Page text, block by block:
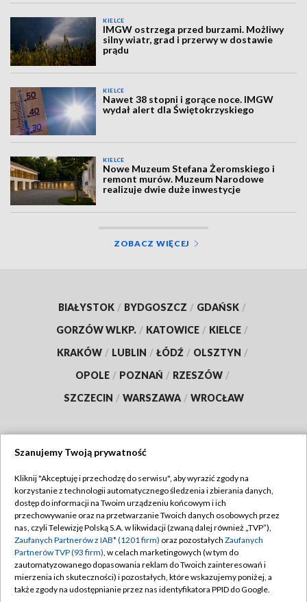
KIELCE
IMGW ostrzega przed burzami. Możliwy
silny wiatr, grad i przerwy w dostawie
prądu
KIELCE
Nawet 38 stopni i gorące noce. IMGW
wydał alert dla Świętokrzyskiego
KIELCE
Nowe Muzeum Stefana Żeromskiego i
remont murów. Muzeum Narodowe
realizuje dwie duże inwestycje
ZOBACZ WIĘCEJ
BIAŁYSTOK / BYDGOSZCZ / GDAŃSK /
GORZÓW WLKP. / KATOWICE / KIELCE /
KRAKÓW / LUBLIN / ŁÓDŹ / OLSZTYN /
OPOLE / POZNAŃ / RZESZÓW /
SZCZECIN / WARSZAWA / WROCŁAW
TVP
Abonament TVP
Emisja w TVP
Centrum informacji TVP
Naziemna Telewizja Cyfrowa
Regulamin TVP
Polityka prywatności
Moje zgody
Pomoc
Szanujemy Twoją prywatność
Kliknij "Akceptuję i przechodzę do serwisu", aby wyrazić zgody na
korzystanie z technologii automatycznego śledzenia i zbierania danych,
dostęp do informacji na Twoim urządzeniu końcowym i ich
przechowywanie oraz na przetwarzanie Twoich danych osobowych przez
nas, czyli Telewizję Polską S.A. w likwidacji (zwaną dalej również „TVP”),
Zaufanych Partnerów z IAB* (1201 firm) oraz pozostałych Zaufanych
Partnerów TVP (93 firm), w celach marketingowych (w tym do
zautomatyzowanego dopasowania reklam do Twoich zainteresowań i
mierzenia ich skuteczności) i pozostałych, które wskazujemy poniżej, a
także zgody na udostępnianie przez nas identyfikatora PPID do Google.